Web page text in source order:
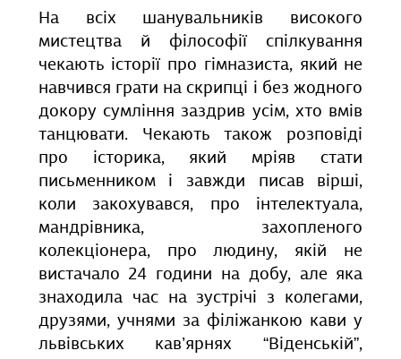
На всіх шанувальників високого
мистецтва й філософії спілкування
чекають історії про гімназиста, який не
навчився грати на скрипці і без жодного
докору сумління заздрив усім, хто вмів
танцювати. Чекають також розповіді
про історика, який мріяв стати
письменником і завжди писав вірші,
коли закохувався, про інтелектуала,
мандрівника, захопленого
колекціонера, про людину, якій не
вистачало 24 години на добу, але яка
знаходила час на зустрічі з колегами,
друзями, учнями за філіжанкою кави у
львівських кав’ярнях “Віденській”,